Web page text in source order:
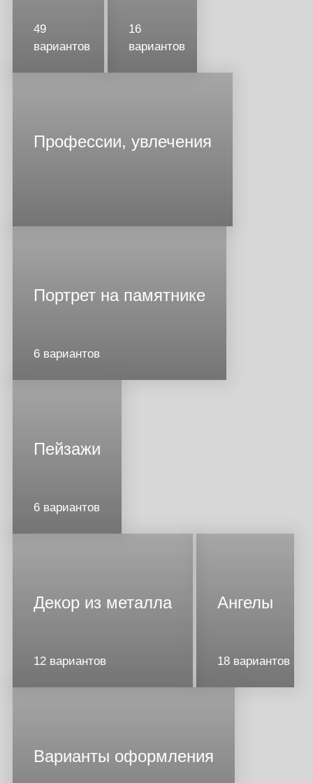
49
вариантов
16
вариантов
Профессии, увлечения
Портрет на памятнике
6 вариантов
Пейзажи
6 вариантов
Декор из металла
12 вариантов
Ангелы
18 вариантов
Варианты оформления